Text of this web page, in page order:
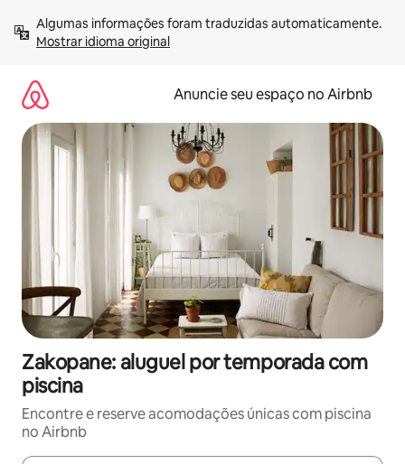
para
Mostrar idioma original
Anuncie seu espaço no Airbnb
Zakopane: aluguel por temporada com
piscina
Encontre e reserve acomodações únicas com piscina
no Airbnb